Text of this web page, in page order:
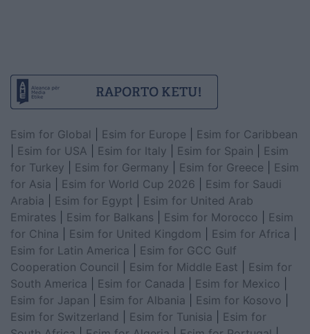
Esim for Global Esim for Europe
Esim for Caribbean
Esim for USA Esim for Italy Esim for Spain
Esim
for Turkey
Esim for Germany Esim for Greece
Esim
for Asia
Esim for World Cup 2026
Esim for Saudi
Arabia
Esim for Egypt
Esim for United Arab
Emirates
Esim for Balkans Esim for Morocco
Esim
for China
Esim for United Kingdom Esim for Africa
Esim for Latin America
Esim for GCC Gulf
Cooperation Council
Esim for Middle East
Esim for
South America
Esim for Canada Esim for Mexico
Esim for Japan
Esim for Albania Esim for Kosovo
Esim for Switzerland
Esim for Tunisia
Esim for